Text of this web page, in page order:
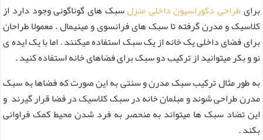
برایطراحی دکوراسیون داخلی منزلسبک های گوناگونی وجود دارد از
کلاسیک و مدرن گرفته تا سبک های فرانسوی و مینیمال . معمولا طراحان
برای فضای داخلی یک خانه از یک سبک استفاده میکنند . اما با یک ایده ی
نو و بکر میتوانید از ترکیب دو سبک برای فضاهای خانه استفاده کنید .
به طور مثال ترکیب سبک مدرن و سنتی به این صورت که فضاها به سبک
مدرن طراحی شوند و مبلمان خانه در سبک کلاسیک در فضا قرار گیرند و
این تضاد سبک ها میتواند به منحصر به فرد شدن محیط کمک فراوانی
بکند .